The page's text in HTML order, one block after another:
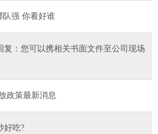
队强 你看好谁
复：您可以携相关书面文件至公司现场
政策最新消息
好吃?